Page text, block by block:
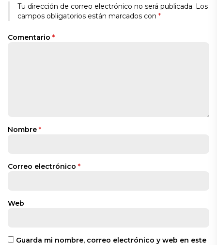
Tu dirección de correo electrónico no será publicada. Los
campos obligatorios están marcados con *
Comentario *
Nombre *
Correo electrónico *
Web
Guarda mi nombre, correo electrónico y web en este